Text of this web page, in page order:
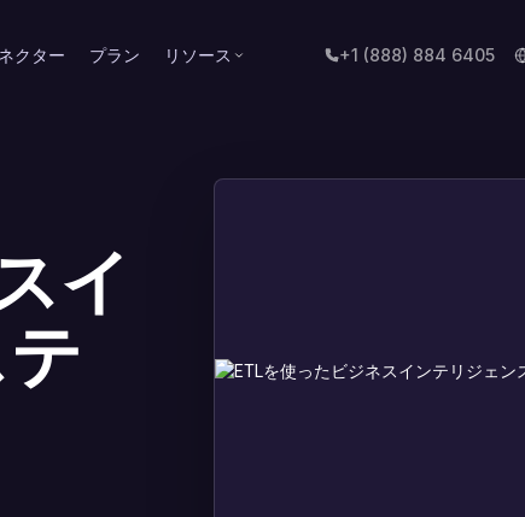
クター プラン リソース +1 (888) 884 6405
イ